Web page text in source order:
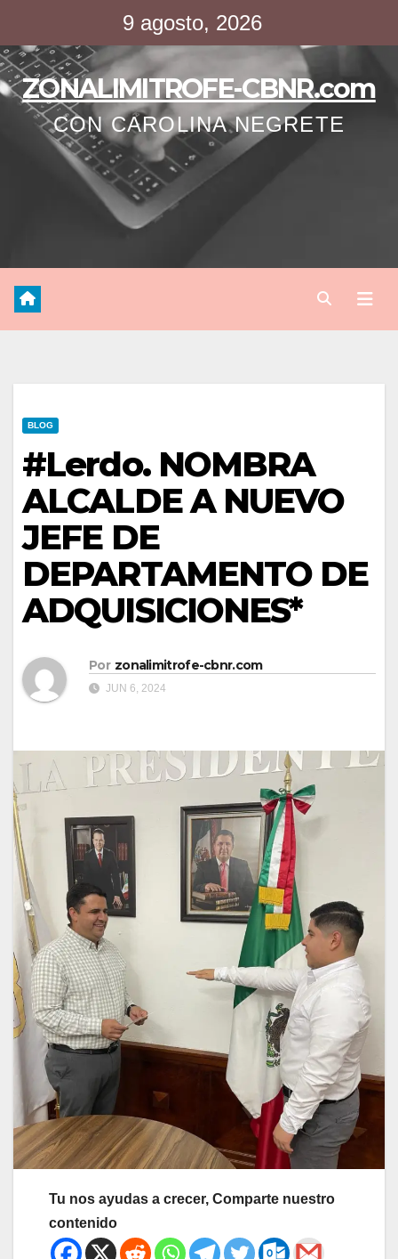
contenido
9 agosto, 2026
ZONALIMITROFE-CBNR.com
CON CAROLINA NEGRETE
BLOG
#Lerdo. NOMBRA
ALCALDE A NUEVO
JEFE DE
DEPARTAMENTO DE
ADQUISICIONES*
Por zonalimitrofe-cbnr.com
JUN 6, 2024
Tu nos ayudas a crecer, Comparte nuestro
contenido